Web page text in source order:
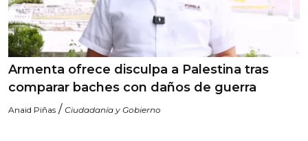
Armenta ofrece disculpa a Palestina tras
comparar baches con daños de guerra
Anaid Piñas / Ciudadanía y Gobierno